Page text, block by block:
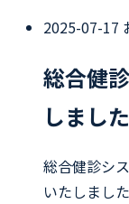
2025-07-17
総合健
しました
総合健診シ
いたしまし